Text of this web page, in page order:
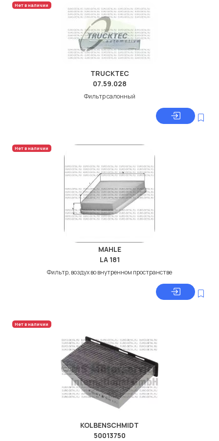
Нет в наличии
TRUCKTEC
07.59.028
Фильтр салонный
Нет в наличии
MAHLE
LA 181
Фильтр, воздух во внутренном пространстве
Нет в наличии
KOLBENSCHMIDT
50013750